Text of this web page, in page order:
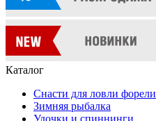
Каталог
Снасти для ловли форели
Зимняя рыбалка
Удочки и спиннинги